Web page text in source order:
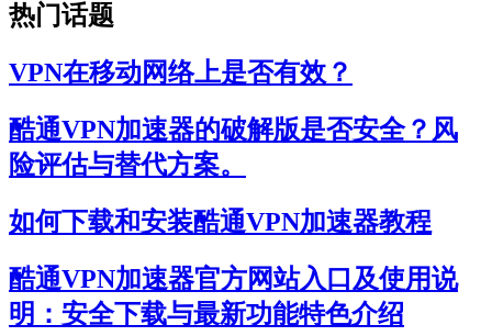
热门话题
VPN在移动网络上是否有效？
酷通VPN加速器的破解版是否安全？风
险评估与替代方案。
如何下载和安装酷通VPN加速器教程
酷通VPN加速器官方网站入口及使用说
明：安全下载与最新功能特色介绍